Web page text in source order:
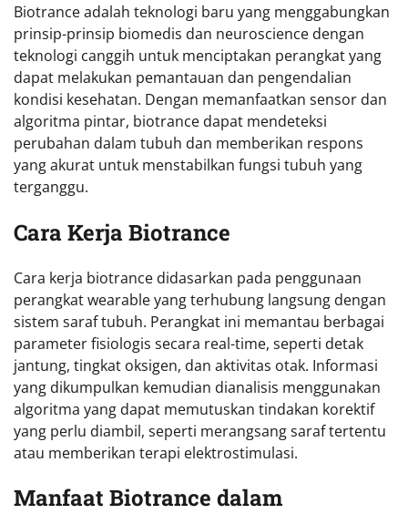
Biotrance adalah teknologi baru yang menggabungkan
prinsip-prinsip biomedis dan neuroscience dengan
teknologi canggih untuk menciptakan perangkat yang
dapat melakukan pemantauan dan pengendalian
kondisi kesehatan. Dengan memanfaatkan sensor dan
algoritma pintar, biotrance dapat mendeteksi
perubahan dalam tubuh dan memberikan respons
yang akurat untuk menstabilkan fungsi tubuh yang
terganggu.
Cara Kerja Biotrance
Cara kerja biotrance didasarkan pada penggunaan
perangkat wearable yang terhubung langsung dengan
sistem saraf tubuh. Perangkat ini memantau berbagai
parameter fisiologis secara real-time, seperti detak
jantung, tingkat oksigen, dan aktivitas otak. Informasi
yang dikumpulkan kemudian dianalisis menggunakan
algoritma yang dapat memutuskan tindakan korektif
yang perlu diambil, seperti merangsang saraf tertentu
atau memberikan terapi elektrostimulasi.
Manfaat Biotrance dalam